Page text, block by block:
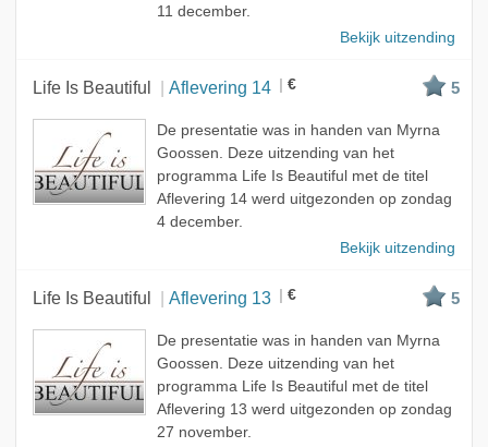
11 december.
Bekijk uitzending
Life Is Beautiful Aflevering 14 € 5
De presentatie was in handen van Myrna
Goossen. Deze uitzending van het
programma Life Is Beautiful met de titel
Aflevering 14 werd uitgezonden op zondag
4 december.
Bekijk uitzending
Life Is Beautiful Aflevering 13 € 5
De presentatie was in handen van Myrna
Goossen. Deze uitzending van het
programma Life Is Beautiful met de titel
Aflevering 13 werd uitgezonden op zondag
27 november.